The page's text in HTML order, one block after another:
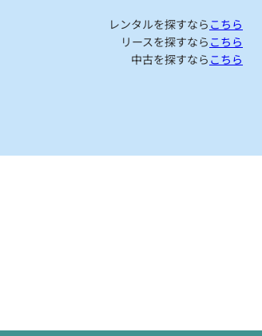
レンタルを探すなら こちら
リースを探すなら こちら
中古を探すなら こちら